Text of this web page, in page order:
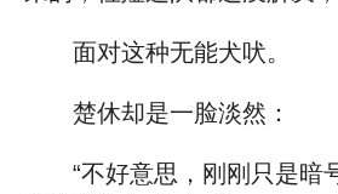
面对这种无能犬吠。
楚休却是一脸淡然：
“不好意思，刚刚只是暗